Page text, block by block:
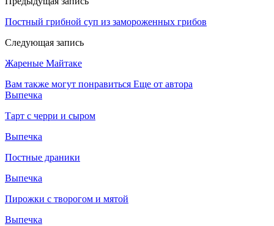
Постный грибной суп из замороженных грибов
Следующая запись
Жареные Майтаке
Вам также могут понравиться Еще от автора
Выпечка
Тарт с черри и сыром
Выпечка
Постные драники
Выпечка
Пирожки с творогом и мятой
Выпечка